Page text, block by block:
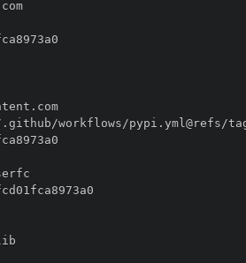
//token.actions.githubusercontent.com
//token.actions.githubusercontent.com